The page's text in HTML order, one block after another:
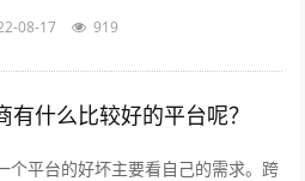
屯货。到货源网去采集，用一件代发
08-17 919
有什么比较好的平台呢？
个平台的好坏主要看自己的需求。跨